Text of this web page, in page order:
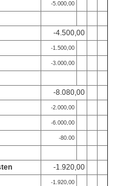
-5.000,00
-4.500,00
-1.500,00
-3.000,00
-8.080,00
-2.000,00
-6.000,00
-80.00
-1.920,00
-1.920,00